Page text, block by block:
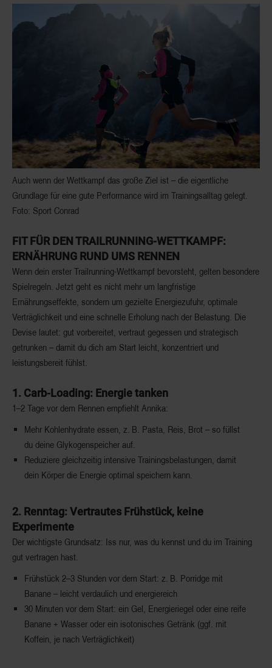
Auch wenn der Wettkampf das große Ziel ist – die eigentliche
Grundlage für eine gute Performance wird im Trainingsalltag gelegt.
Foto: Sport Conrad
FIT FÜR DEN TRAILRUNNING-WETTKAMPF:
ERNÄHRUNG RUND UMS RENNEN
Wenn dein erster Trailrunning-Wettkampf bevorsteht, gelten besondere
Spielregeln. Jetzt geht es nicht mehr um langfristige
Ernährungseffekte, sondern um gezielte Energiezufuhr, optimale
Verträglichkeit und eine schnelle Erholung nach der Belastung. Die
Devise lautet: gut vorbereitet, vertraut gegessen und strategisch
getrunken – damit du dich am Start leicht, konzentriert und
leistungsbereit fühlst.
1. Carb-Loading: Energie tanken
1–2 Tage vor dem Rennen empfiehlt Annika:
Mehr Kohlenhydrate essen, z. B. Pasta, Reis, Brot – so füllst
du deine Glykogenspeicher auf.
Reduziere gleichzeitig intensive Trainingsbelastungen, damit
dein Körper die Energie optimal speichern kann.
2. Renntag: Vertrautes Frühstück, keine
Experimente
Der wichtigste Grundsatz: Iss nur, was du kennst und du im Training
gut vertragen hast.
Frühstück 2–3 Stunden vor dem Start: z. B. Porridge mit
Banane – leicht verdaulich und energiereich
30 Minuten vor dem Start: ein Gel, Energieriegel oder eine reife
Banane + Wasser oder ein isotonisches Getränk (ggf. mit
Koffein, je nach Verträglichkeit)